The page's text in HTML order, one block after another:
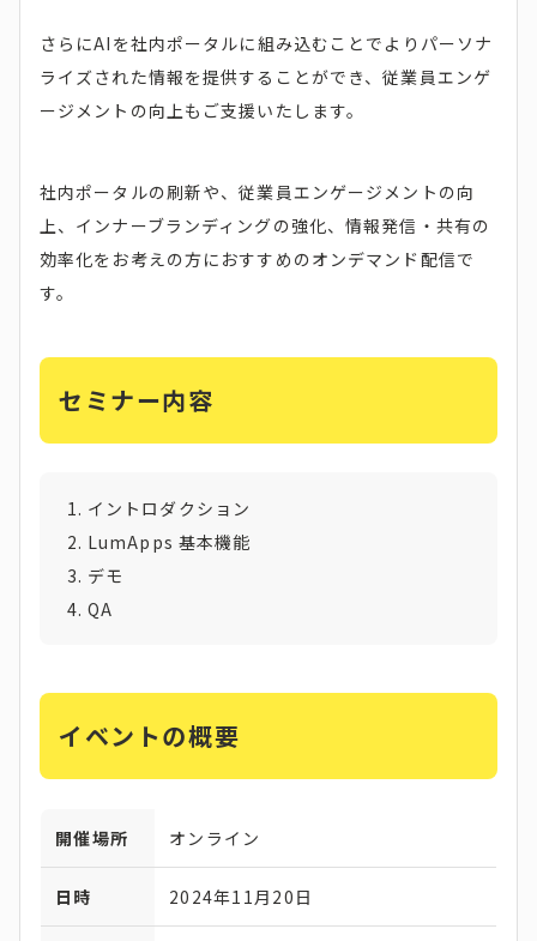
さらにAIを社内ポータルに組み込むことでよりパーソナ
ライズされた情報を提供することができ、従業員エンゲ
ージメントの向上もご支援いたします。
社内ポータルの刷新や、従業員エンゲージメントの向
上、インナーブランディングの強化、情報発信・共有の
効率化をお考えの方におすすめのオンデマンド配信で
す。
セミナー内容
イントロダクション
LumApps 基本機能
デモ
QA
イベントの概要
開催場所 オンライン
日時 2024年11月20日